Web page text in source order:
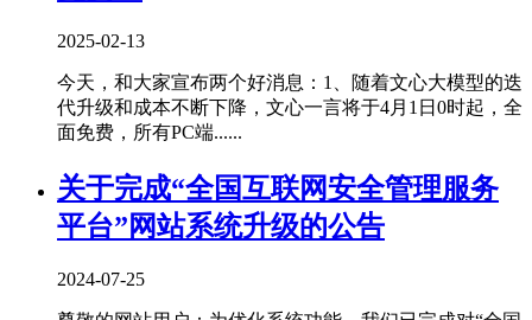
2025-02-13
今天，和大家宣布两个好消息：1、随着文心大模型的迭
代升级和成本不断下降，文心一言将于4月1日0时起，全
面免费，所有PC端......
关于完成“全国互联网安全管理服务
平台”网站系统升级的公告
2024-07-25